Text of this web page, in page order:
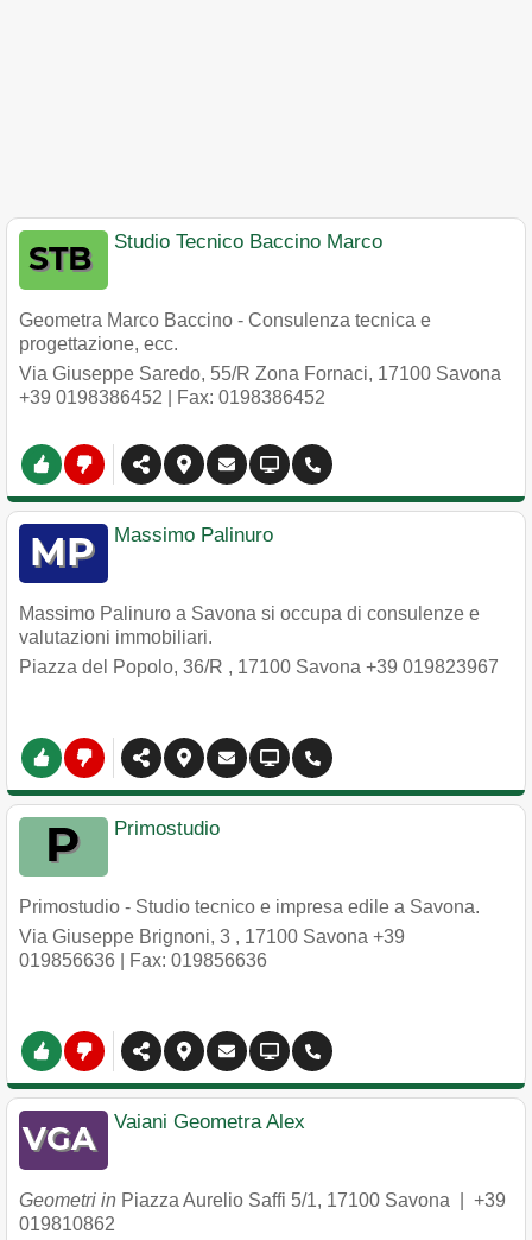
Studio Tecnico Baccino Marco
Geometra Marco Baccino - Consulenza tecnica e
progettazione, ecc.
Via Giuseppe Saredo, 55/R Zona Fornaci, 17100 Savona
+39 0198386452 | Fax: 0198386452
Massimo Palinuro
Massimo Palinuro a Savona si occupa di consulenze e
valutazioni immobiliari.
Piazza del Popolo, 36/R , 17100 Savona +39 019823967
Primostudio
Primostudio - Studio tecnico e impresa edile a Savona.
Via Giuseppe Brignoni, 3 , 17100 Savona +39
019856636 | Fax: 019856636
Vaiani Geometra Alex
Geometri in Piazza Aurelio Saffi 5/1, 17100 Savona
+39
019810862